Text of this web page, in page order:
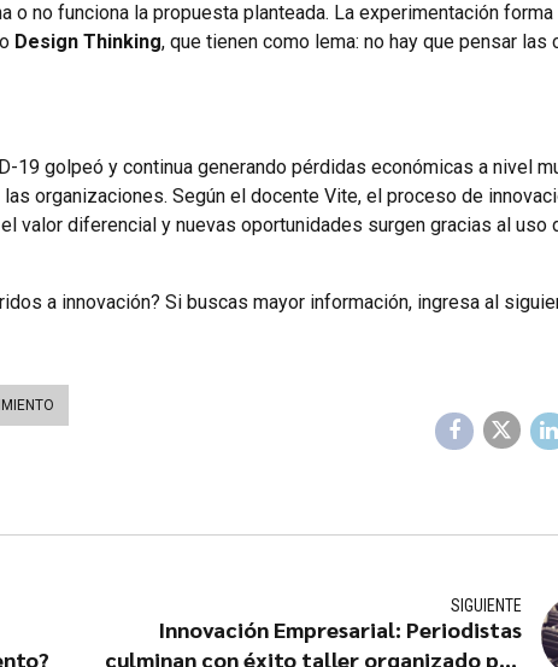
no funciona la propuesta planteada. La experimentación forma
o Design Thinking, que tienen como lema: no hay que pensar las
19 golpeó y continua generando pérdidas económicas a nivel
organizaciones. Según el docente Vite, el proceso de
valor diferencial y nuevas oportunidades surgen gracias al uso
a innovación? Si buscas mayor información, ingresa al
SIGUIENTE
Innovación Empresarial: Periodistas
culminan con éxito taller organizado por